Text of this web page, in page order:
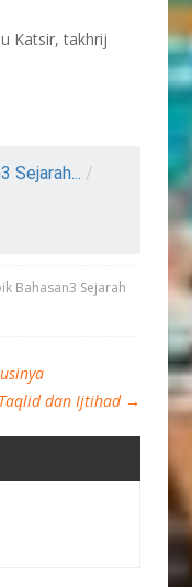
Katsir, takhrij
Sejarah... /
Bahasan3 Sejarah
dan Ijtihad →